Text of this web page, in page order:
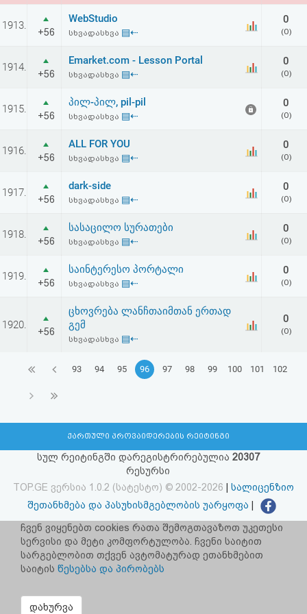
1913.
+56
WebStudio
სხვადასხვა ▤⇠
0
(0)
1914.
+56
Emarket.com - Lesson Portal
სხვადასხვა ▤⇠
0
(0)
1915.
+56
პილ-პილ, pil-pil
სხვადასხვა ▤⇠
0
(0)
1916.
+56
ALL FOR YOU
სხვადასხვა ▤⇠
0
(0)
1917.
+56
dark-side
სხვადასხვა ▤⇠
0
(0)
1918.
+56
სასაცილო სურათები
სხვადასხვა ▤⇠
0
(0)
1919.
+56
საინტერესო პორტალი
სხვადასხვა ▤⇠
0
(0)
1920.
+56
ცხოვრება ლანჩთაიმთან ერთად
გემ
სხვადასხვა ▤⇠
0
(0)
93 94 95 96 97 98 99 100 101 102
ქართული პროვაიდერების რეიტინგი
სულ რეიტინგში დარეგისტრირებულია 20307
რესურსი
TOP.GE ვერსია 1.0.2 (სატესტო) © 2002-2026
სალიცენზიო
შეთანხმება და პასუხისმგებლობის უარყოფა
facebook.com/TOP.GE
იხილეთ TOP.GE - ის ძველი ვერსია ბმულზე
TOP.GE-ს სერვერების განთავსებას და ინტერნეტთან კავშირს
ჩვენ ვიყენებთ cookies რათა შემოგთავაზოთ უკეთესი
სერვისი და მეტი კომფორტულობა. ჩვენი საიტით
სარგებლობით თქვენ ავტომატურად ეთანხმებით
საიტის წესებსა და პირობებს
დახურვა